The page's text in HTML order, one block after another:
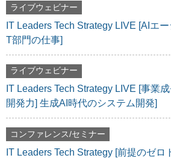
ライブウェビナー
IT Leaders Tech Strategy LIVE [AIエ
T部門の仕事]
ライブウェビナー
IT Leaders Tech Strategy LIVE [事業
開発力] 生成AI時代のシステム開発]
コンファレンス/セミナー
IT Leaders Tech Strategy [前提のゼロ